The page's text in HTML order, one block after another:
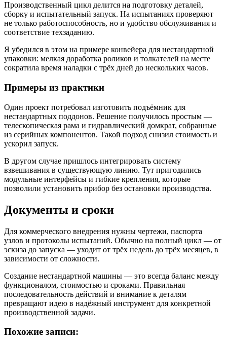
Производственный цикл делится на подготовку деталей,
сборку и испытательный запуск. На испытаниях проверяют
не только работоспособность, но и удобство обслуживания и
соответствие техзаданию.
Я убедился в этом на примере конвейера для нестандартной
упаковки: мелкая доработка роликов и толкателей на месте
сократила время наладки с трёх дней до нескольких часов.
Примеры из практики
Один проект потребовал изготовить подъёмник для
нестандартных поддонов. Решение получилось простым —
телескопическая рама и гидравлический домкрат, собранные
из серийных компонентов. Такой подход снизил стоимость и
ускорил запуск.
В другом случае пришлось интегрировать систему
взвешивания в существующую линию. Тут пригодились
модульные интерфейсы и гибкие крепления, которые
позволили установить прибор без остановки производства.
Документы и сроки
Для коммерческого внедрения нужны чертежи, паспорта
узлов и протоколы испытаний. Обычно на полный цикл — от
эскиза до запуска — уходит от трёх недель до трёх месяцев, в
зависимости от сложности.
Создание нестандартной машины — это всегда баланс между
функционалом, стоимостью и сроками. Правильная
последовательность действий и внимание к деталям
превращают идею в надёжный инструмент для конкретной
производственной задачи.
Похожие записи: